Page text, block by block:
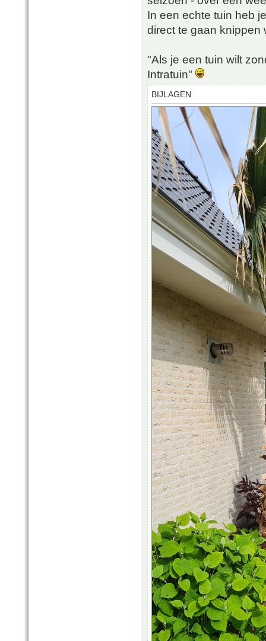
In een echte tuin heb
direct te gaan knippen
"Als je een tuin wilt
Intratuin"
BIJLAGEN